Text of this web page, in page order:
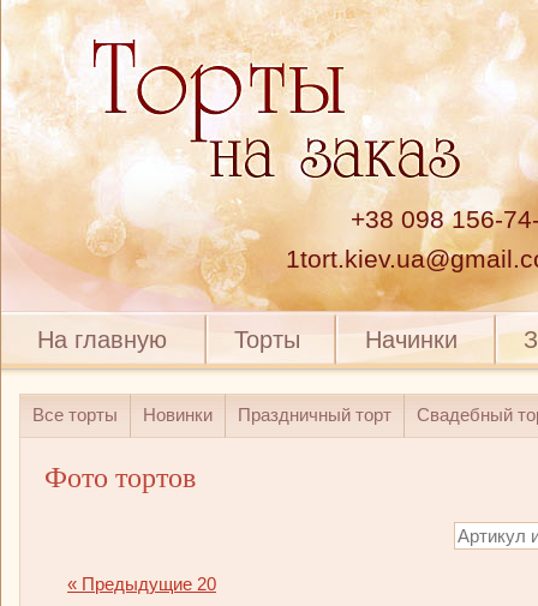
+38 098 156-
На главную Торты Начинки
Все торты Новинки Праздничный торт Свадебный
Фото тортов
« Предыдущие 20